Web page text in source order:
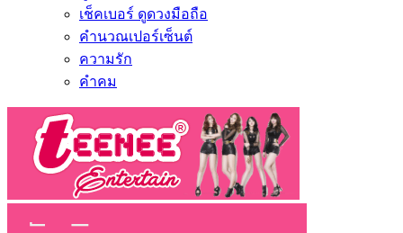
เช็คเบอร์ ดูดวงมือถือ
คำนวณเปอร์เซ็นต์
ความรัก
คำคม